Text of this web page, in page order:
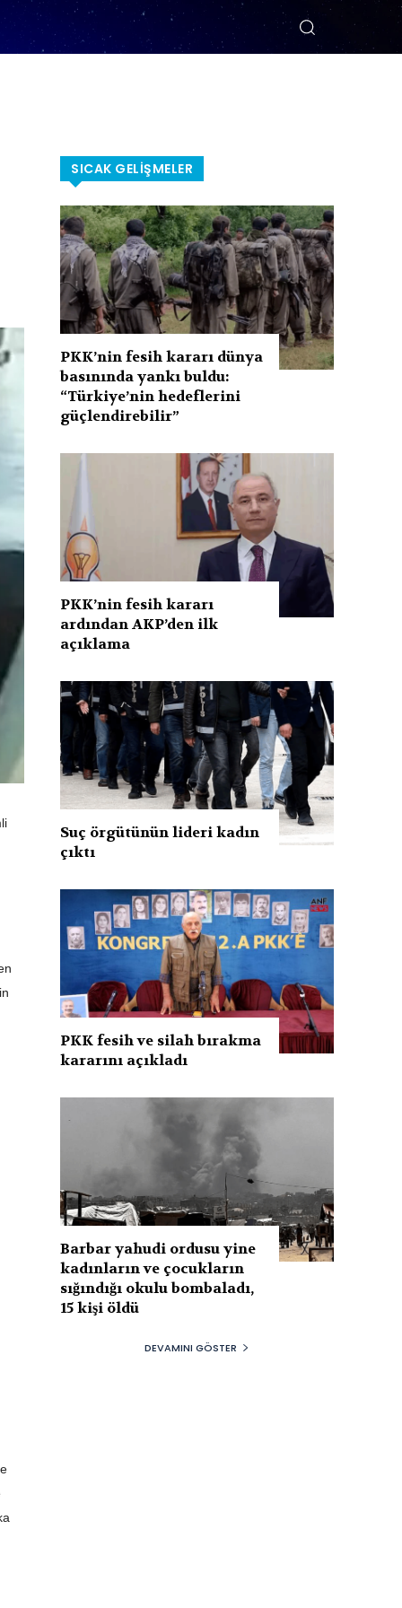
SICAK GELIŞMELER
PKK’nin fesih kararı dünya
basınında yankı buldu:
“Türkiye’nin hedeflerini
güçlendirebilir”
PKK’nin fesih kararı
ardından AKP’den ilk
açıklama
Suç örgütünün lideri kadın
çıktı
PKK fesih ve silah bırakma
kararını açıkladı
Barbar yahudi ordusu yine
kadınların ve çocukların
sığındığı okulu bombaladı,
15 kişi öldü
DEVAMINI GÖSTER